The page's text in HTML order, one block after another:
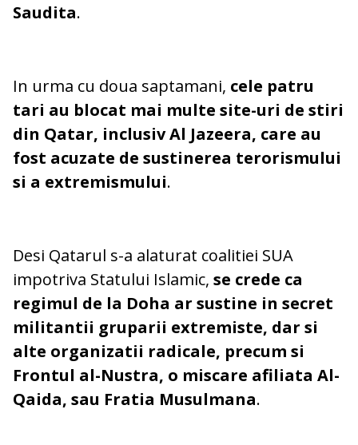
Saudita.
In urma cu doua saptamani, cele patru
tari au blocat mai multe site-uri de stiri
din Qatar, inclusiv Al Jazeera, care au
fost acuzate de sustinerea terorismului
si a extremismului.
Desi Qatarul s-a alaturat coalitiei SUA
impotriva Statului Islamic, se crede ca
regimul de la Doha ar sustine in secret
militantii gruparii extremiste, dar si
alte organizatii radicale, precum si
Frontul al-Nustra, o miscare afiliata Al-
Qaida, sau Fratia Musulmana.